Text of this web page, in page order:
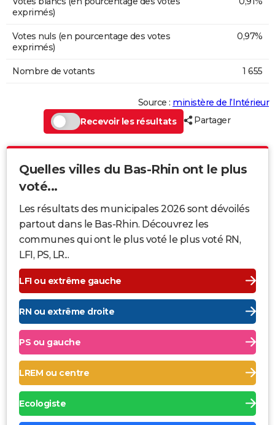
exprimés)
Votes nuls (en pourcentage des votes
exprimés)
0,97%
Nombre de votants 1 655
Source : ministère de l’Intérieur
Recevoir les résultats
Partager
Quelles villes du Bas-Rhin ont le plus
voté...
Les résultats des municipales 2026 sont dévoilés
partout dans le Bas-Rhin. Découvrez les
communes qui ont le plus voté le plus voté RN,
LFI, PS, LR...
LFI ou extrême gauche
RN ou extrême droite
PS ou gauche
LREM ou centre
Ecologiste